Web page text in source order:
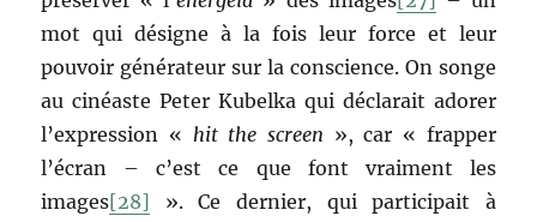
mot qui désigne à la fois leur force et leur
pouvoir générateur sur la conscience. On songe
au cinéaste Peter Kubelka qui déclarait adorer
l’expression « hit the screen », car « frapper
l’écran – c’est ce que font vraiment les
images[28] ». Ce dernier, qui participait à